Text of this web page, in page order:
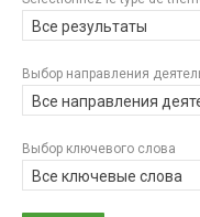
Все результаты
Выбор направления
Все направления
Выбор ключевого слова
Все ключевые слова